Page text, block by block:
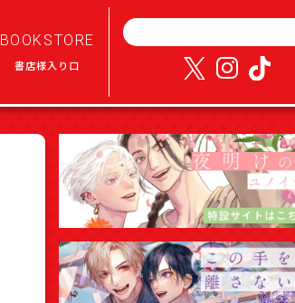
BOOKSTORE
書店様入り口